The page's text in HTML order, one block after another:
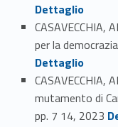
Dettaglio
CASAVECCHIA,
per la
Dettaglio
CASAVECCHIA,
mutamento di
pp. 7 14, 2023 Link identifier #identifier_person_37803-37